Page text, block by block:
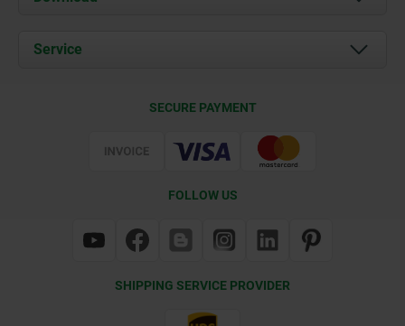
Contact
Documents
Service
SECURE PAYMENT
FOLLOW US
SHIPPING SERVICE PROVIDER